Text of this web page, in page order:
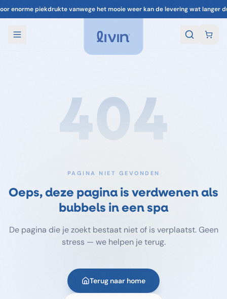
enorme piekdrukte vanwege het mooie weer kan de levering wat langer
404
PAGINA NIET GEVONDEN
Oeps, deze pagina is verdwenen als
bubbels in een spa
De pagina die je zoekt bestaat niet of is verplaatst. Geen
stress — we helpen je terug.
Terug naar home